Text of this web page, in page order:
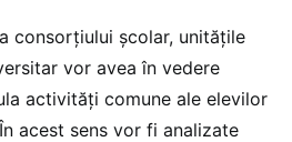
consorțiului școlar, unitățile
vor avea în vedere
activități comune ale elevilor
acest sens vor fi analizate